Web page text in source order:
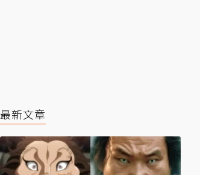
最新文章